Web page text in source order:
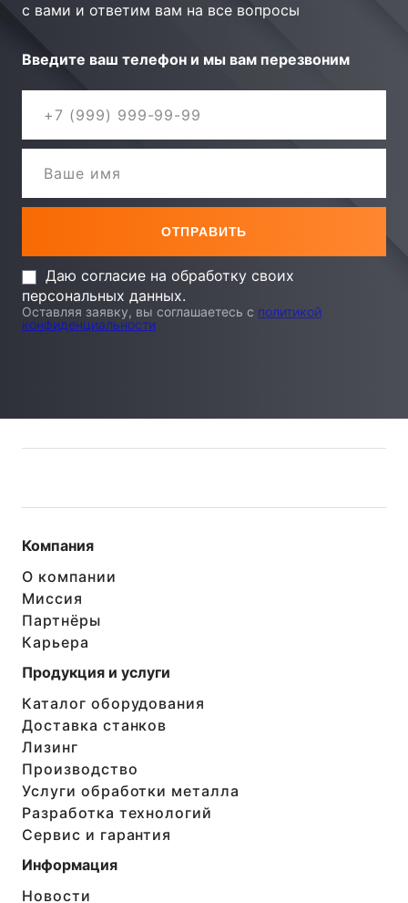
с вами и ответим вам на все вопросы
Введите ваш телефон и мы вам перезвоним
Даю согласие на обработку своих
персональных данных.
Оставляя заявку, вы соглашаетесь с политикой
конфиденциальности
Компания
О компании
Миссия
Партнёры
Карьера
Продукция и услуги
Каталог оборудования
Доставка станков
Лизинг
Производство
Услуги обработки металла
Разработка технологий
Сервис и гарантия
Информация
Новости